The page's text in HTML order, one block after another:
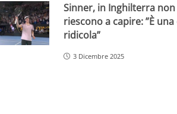
Sinner, in Inghilterra non
riescono a capire: ”È una
ridicola”
3 Dicembre 2025